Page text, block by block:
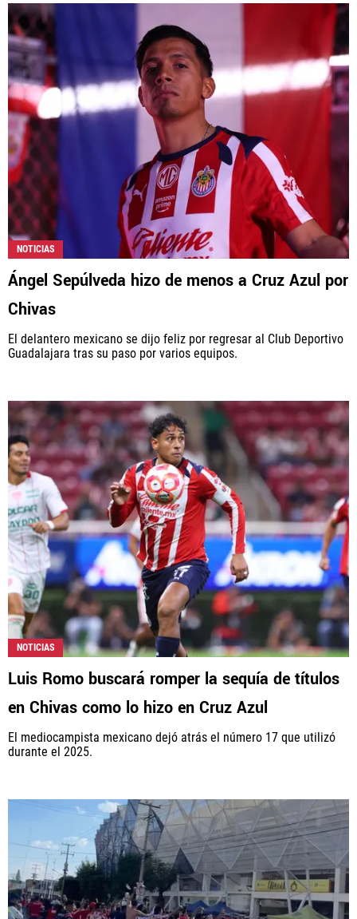
NOTICIAS
Ángel Sepúlveda hizo de menos a Cruz Azul por
Chivas
El delantero mexicano se dijo feliz por regresar al Club Deportivo
Guadalajara tras su paso por varios equipos.
NOTICIAS
Luis Romo buscará romper la sequía de títulos
en Chivas como lo hizo en Cruz Azul
El mediocampista mexicano dejó atrás el número 17 que utilizó
durante el 2025.